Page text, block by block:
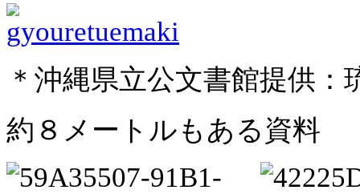
＊沖縄県立公文書館提供：
約８メートルもある資料